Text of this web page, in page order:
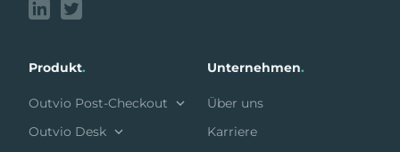
Produkt.
Outvio Post-Checkout
Outvio Desk
Unternehmen.
Über uns
Karriere